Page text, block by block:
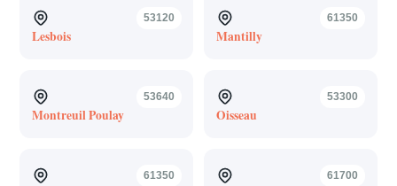
53120
Lesbois
61350
Mantilly
53640
Montreuil Poulay
53300
Oisseau
61350 61700